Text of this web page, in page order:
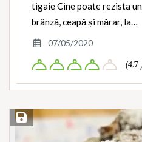
tigaie Cine poate rezista
brânză, ceapă și mărar, la…
07/05/2020
Save Recipe